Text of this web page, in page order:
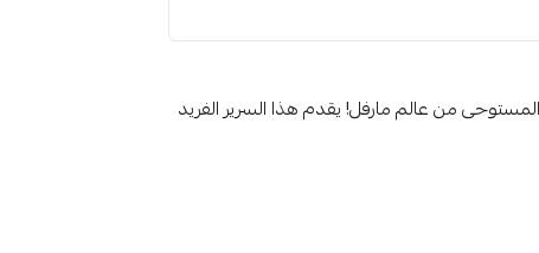
المستوحى من عالم مارفل! يقدم هذا السرير الفريد